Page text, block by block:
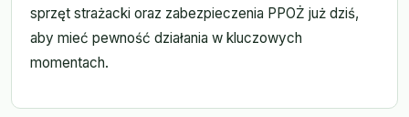
sprzęt strażacki oraz zabezpieczenia PPOŻ już dziś,
aby mieć pewność działania w kluczowych
momentach.